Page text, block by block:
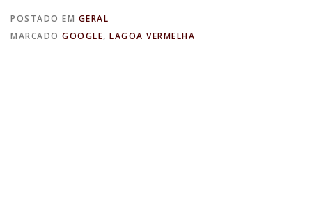
POSTADO EM GERAL
MARCADO GOOGLE, LAGOA VERMELHA